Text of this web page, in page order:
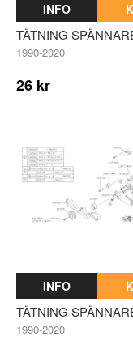
INFO
TÄTNING
1990-2020
26 kr
INFO
TÄTNING
1990-2020